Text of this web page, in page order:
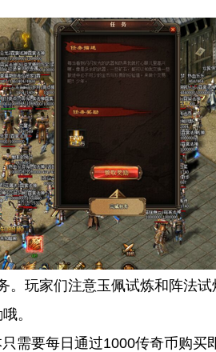
玩家们注意玉佩试炼和阵法试
。
要每日通过1000传奇币购买即